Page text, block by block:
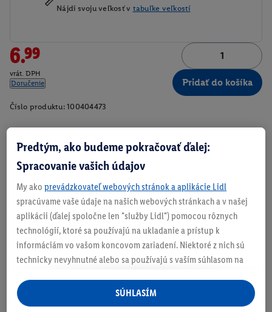
Nájdi svoju veľkosť v tabuľke veľkostí
6.99
vrát. DPH
Doručenie
Pridať do košíka
Číslo produktu: 100404473
Zistite svoju veľkosť
O produkte
Reverzný golier, zapínanie na gombíky po celej dĺžke a
náprsné vrecko
Ležérny strih s malými bočnými rozparkami
Predtým, ako budeme pokračovať ďalej:
Spracovanie vašich údajov
My ako prevádzkovateľ webových stránok a aplikácie Lidl
spracúvame vaše údaje na našich webových stránkach a v našej
aplikácii (ďalej spoločne len "služby Lidl") pomocou rôznych
technológií, ktoré sa používajú na ukladanie a prístup k
informáciám vo vašom koncovom zariadení. Niektoré z nich sú
technicky nevyhnutné alebo sa používajú s vaším súhlasom na
personalizovanú reklamu v rámci služieb Lidl aj mimo nich. Ak
ste účastníkom programu Lidl Plus, na tieto účely sa spracúvajú
SÚHLASÍM